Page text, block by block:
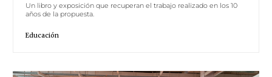
Un libro y exposición que recuperan el trabajo realizado en los 10
años de la propuesta.
Educación